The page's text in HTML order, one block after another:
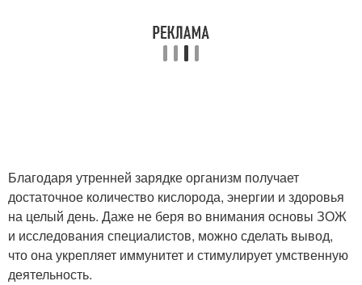
Благодаря утренней зарядке организм получает
достаточное количество кислорода, энергии и здоровья
на целый день. Даже не беря во внимания основы ЗОЖ
и исследования специалистов, можно сделать вывод,
что она укрепляет иммунитет и стимулирует умственную
деятельность.